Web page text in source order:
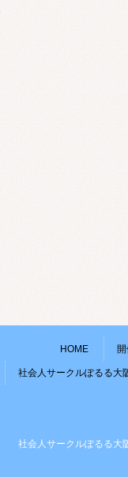
HOME
社会人サークルぽるる大
社会人サークルぽるる大